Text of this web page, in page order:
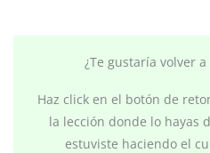
¿Te gustaría volver
Haz click en el botón de
la lección donde lo hayas
estuviste haciendo el